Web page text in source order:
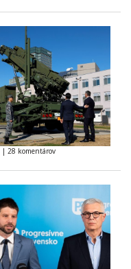
| 28 komentárov